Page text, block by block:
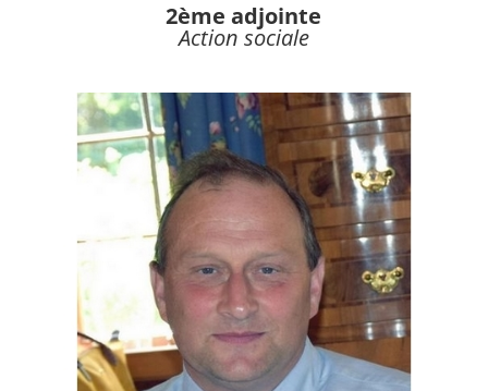
2ème adjointe
Action sociale